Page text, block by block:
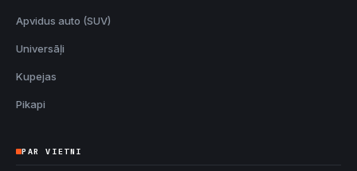
Apvidus auto (SUV)
Universāļi
Kupejas
Pikapi
PAR VIETNI